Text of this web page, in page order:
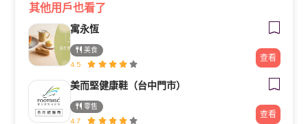
其他用戶也看了
寓永恆
美食
4.5
查看
美而堅健康鞋（台中門市）
零售
4.7
查看